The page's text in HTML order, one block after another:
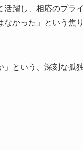
躍し、相応のプラ
かった」という焦
という、深刻な孤